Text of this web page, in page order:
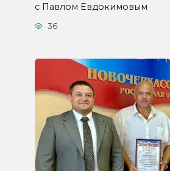
с Павлом Евдокимовым
36